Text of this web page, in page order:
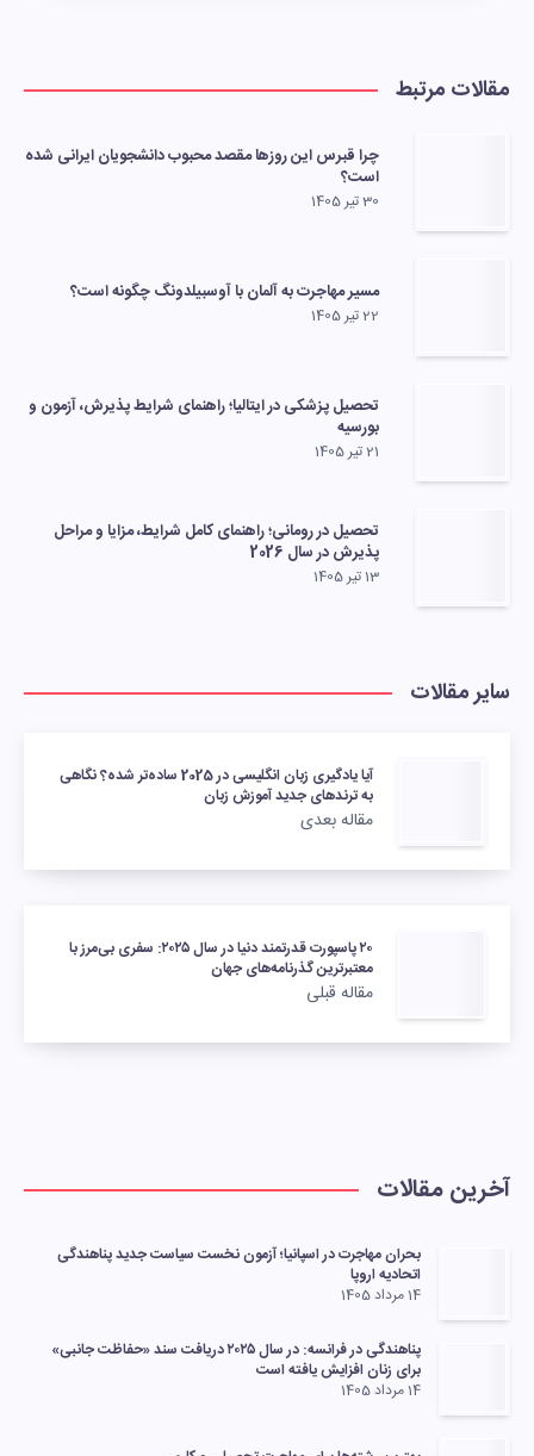
مقالات مرتبط
چرا قبرس این روزها مقصد محبوب دانشجویان ایرانی شده
است؟
30 تیر 1405
مسیر مهاجرت به آلمان با آوسبیلدونگ چگونه است؟
22 تیر 1405
تحصیل پزشکی در ایتالیا؛ راهنمای شرایط پذیرش، آزمون و
بورسیه
21 تیر 1405
تحصیل در رومانی؛ راهنمای کامل شرایط، مزایا و مراحل
پذیرش در سال 2026
13 تیر 1405
سایر مقالات
آیا یادگیری زبان انگلیسی در 2025 ساده‌تر شده؟ نگاهی
به ترندهای جدید آموزش زبان
مقاله بعدی
۲۰ پاسپورت قدرتمند دنیا در سال ۲۰۲۵: سفری بی‌مرز با
معتبرترین گذرنامه‌های جهان
مقاله قبلی
آخرین مقالات
بحران مهاجرت در اسپانیا؛ آزمون نخست سیاست جدید پناهندگی
اتحادیه اروپا
14 مرداد 1405
پناهندگی در فرانسه: در سال ۲۰۲۵ دریافت سند «حفاظت جانبی»
برای زنان افزایش یافته است
14 مرداد 1405